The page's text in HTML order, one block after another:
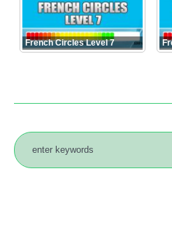
French Circles Level 7